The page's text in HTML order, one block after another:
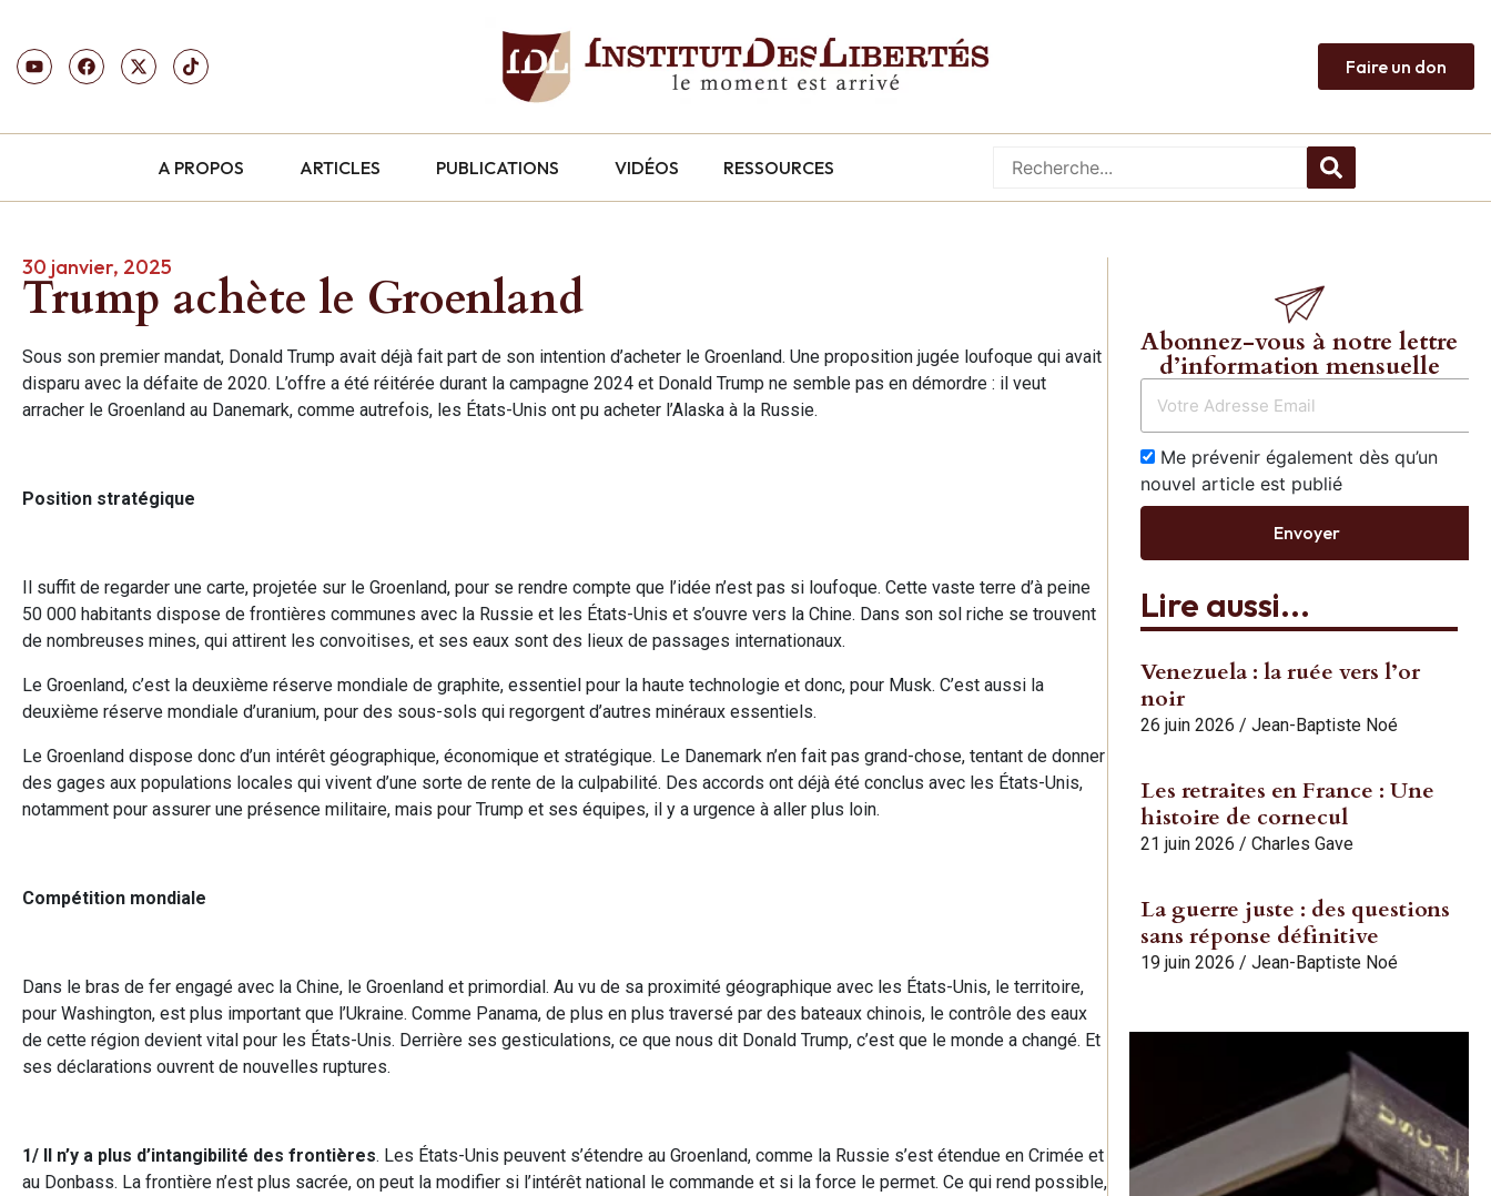
Faire un don
A PROPOS ARTICLES PUBLICATIONS VIDÉOS RESSOURCES
30 janvier, 2025
Trump achète le Groenland
Sous son premier mandat, Donald Trump avait déjà fait part de son intention d’acheter le Groenland. Une proposition jugée loufoque qui avait
disparu avec la défaite de 2020. L’offre a été réitérée durant la campagne 2024 et Donald Trump ne semble pas en démordre : il veut
arracher le Groenland au Danemark, comme autrefois, les États-Unis ont pu acheter l’Alaska à la Russie.
Position stratégique
Il suffit de regarder une carte, projetée sur le Groenland, pour se rendre compte que l’idée n’est pas si loufoque. Cette vaste terre d’à peine
50 000 habitants dispose de frontières communes avec la Russie et les États-Unis et s’ouvre vers la Chine. Dans son sol riche se trouvent
de nombreuses mines, qui attirent les convoitises, et ses eaux sont des lieux de passages internationaux.
Le Groenland, c’est la deuxième réserve mondiale de graphite, essentiel pour la haute technologie et donc, pour Musk. C’est aussi la
deuxième réserve mondiale d’uranium, pour des sous-sols qui regorgent d’autres minéraux essentiels.
Le Groenland dispose donc d’un intérêt géographique, économique et stratégique. Le Danemark n’en fait pas grand-chose, tentant de donner
des gages aux populations locales qui vivent d’une sorte de rente de la culpabilité. Des accords ont déjà été conclus avec les États-Unis,
notamment pour assurer une présence militaire, mais pour Trump et ses équipes, il y a urgence à aller plus loin.
Compétition mondiale
Dans le bras de fer engagé avec la Chine, le Groenland et primordial. Au vu de sa proximité géographique avec les États-Unis, le territoire,
pour Washington, est plus important que l’Ukraine. Comme Panama, de plus en plus traversé par des bateaux chinois, le contrôle des eaux
de cette région devient vital pour les États-Unis. Derrière ses gesticulations, ce que nous dit Donald Trump, c’est que le monde a changé. Et
ses déclarations ouvrent de nouvelles ruptures.
1/ Il n’y a plus d’intangibilité des frontières. Les États-Unis peuvent s’étendre au Groenland, comme la Russie s’est étendue en Crimée et
au Donbass. La frontière n’est plus sacrée, on peut la modifier si l’intérêt national le commande et si la force le permet. Ce qui rend possible,
Abonnez-vous à notre lettre
d’information mensuelle
Me prévenir également dès qu’un
nouvel article est publié
Envoyer
Lire aussi...
Venezuela : la ruée vers l’or
noir
26 juin 2026 / Jean-Baptiste Noé
Les retraites en France : Une
histoire de cornecul
21 juin 2026 / Charles Gave
La guerre juste : des questions
sans réponse définitive
19 juin 2026 / Jean-Baptiste Noé